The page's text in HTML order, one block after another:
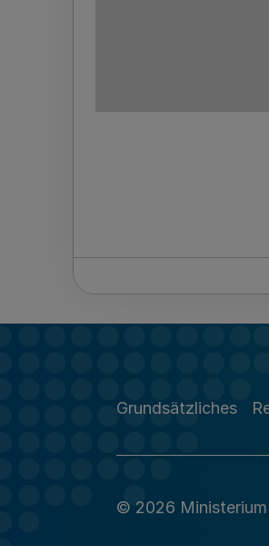
Grundsätzliches
© 2026 Ministerium